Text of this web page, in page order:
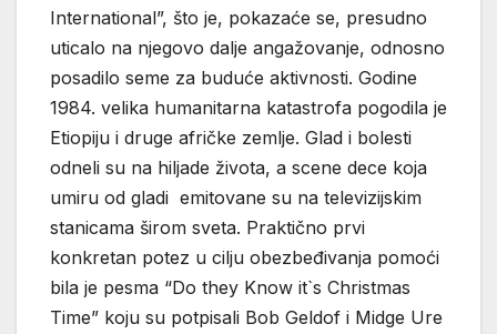
International”, što je, pokazaće se, presudno
uticalo na njegovo dalje angažovanje, odnosno
posadilo seme za buduće aktivnosti. Godine
1984. velika humanitarna katastrofa pogodila je
Etiopiju i druge afričke zemlje. Glad i bolesti
odneli su na hiljade života, a scene dece koja
umiru od gladi emitovane su na televizijskim
stanicama širom sveta. Praktično prvi
konkretan potez u cilju obezbeđivanja pomoći
bila je pesma “Do they Know it`s Christmas
Time” koju su potpisali Bob Geldof i Midge Ure